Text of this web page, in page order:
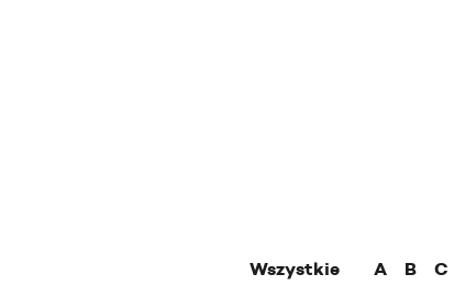
Wszystkie A B C